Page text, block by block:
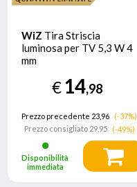
WiZ Tira Striscia
luminosa per TV 5,3 W 4
mm
€14,98
Prezzo precedente 23,96
(-37%)
Prezzo consigliato29,95 (-49%)
Disponibilità
immediata